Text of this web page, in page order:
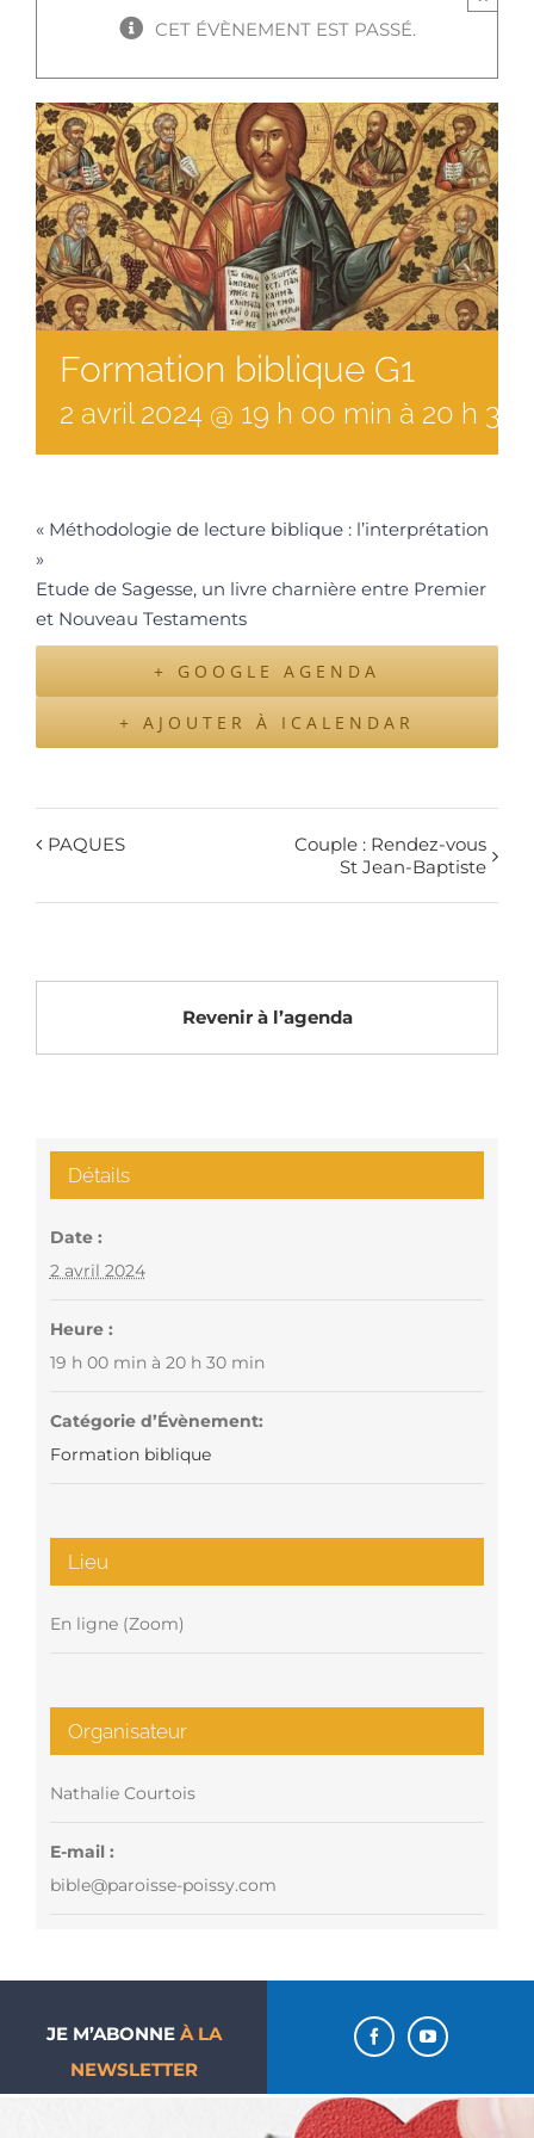
CET ÉVÈNEMENT EST PASSÉ.
Formation biblique G1
2 avril 2024 @ 19 h 00 min à 20 h 30
« Méthodologie de lecture biblique : l’interprétation
»
Etude de Sagesse, un livre charnière entre Premier
et Nouveau Testaments
+ GOOGLE AGENDA
+ AJOUTER À ICALENDAR
PAQUES
Couple : Rendez-vous
St Jean-Baptiste
Revenir à l’agenda
Détails
Date :
2 avril 2024
Heure :
19 h 00 min à 20 h 30 min
Catégorie d’Évènement:
Formation biblique
Lieu
En ligne (Zoom)
Organisateur
Nathalie Courtois
E-mail :
bible@paroisse-poissy.com
JE M’ABONNE À LA
NEWSLETTER